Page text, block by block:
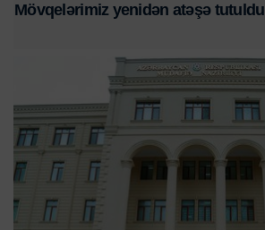
Mövqelərimiz yenidən atəşə tutuldu